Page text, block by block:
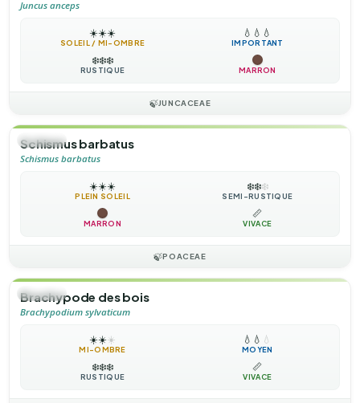
Juncus anceps
☀️☀️☀️
SOLEIL / MI-OMBRE
💧 💧 💧
IMPORTANT
❄️❄️❄️
RUSTIQUE MARRON
🍃JUNCACEAE
🌿HERBE
Schismus barbatus
Schismus barbatus
☀️☀️☀️
PLEIN SOLEIL
❄️❄️❄️
SEMI-RUSTIQUE
MARRON
📏
VIVACE
🍃POACEAE
🌿HERBE
Brachypode des bois
Brachypodium sylvaticum
☀️☀️☀️
MI-OMBRE
💧 💧 💧
MOYEN
❄️❄️❄️
RUSTIQUE
📏
VIVACE